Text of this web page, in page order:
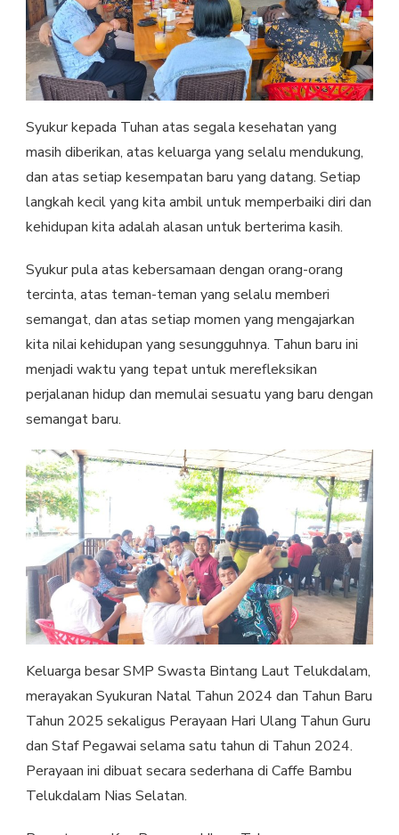
Syukur kepada Tuhan atas segala kesehatan yang
masih diberikan, atas keluarga yang selalu mendukung,
dan atas setiap kesempatan baru yang datang. Setiap
langkah kecil yang kita ambil untuk memperbaiki diri dan
kehidupan kita adalah alasan untuk berterima kasih.
Syukur pula atas kebersamaan dengan orang-orang
tercinta, atas teman-teman yang selalu memberi
semangat, dan atas setiap momen yang mengajarkan
kita nilai kehidupan yang sesungguhnya. Tahun baru ini
menjadi waktu yang tepat untuk merefleksikan
perjalanan hidup dan memulai sesuatu yang baru dengan
semangat baru.
Keluarga besar SMP Swasta Bintang Laut Telukdalam,
merayakan Syukuran Natal Tahun 2024 dan Tahun Baru
Tahun 2025 sekaligus Perayaan Hari Ulang Tahun Guru
dan Staf Pegawai selama satu tahun di Tahun 2024.
Perayaan ini dibuat secara sederhana di Caffe Bambu
Telukdalam Nias Selatan.